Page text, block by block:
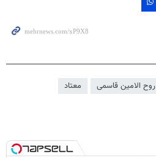
روح الامین قاسمی
معتاد